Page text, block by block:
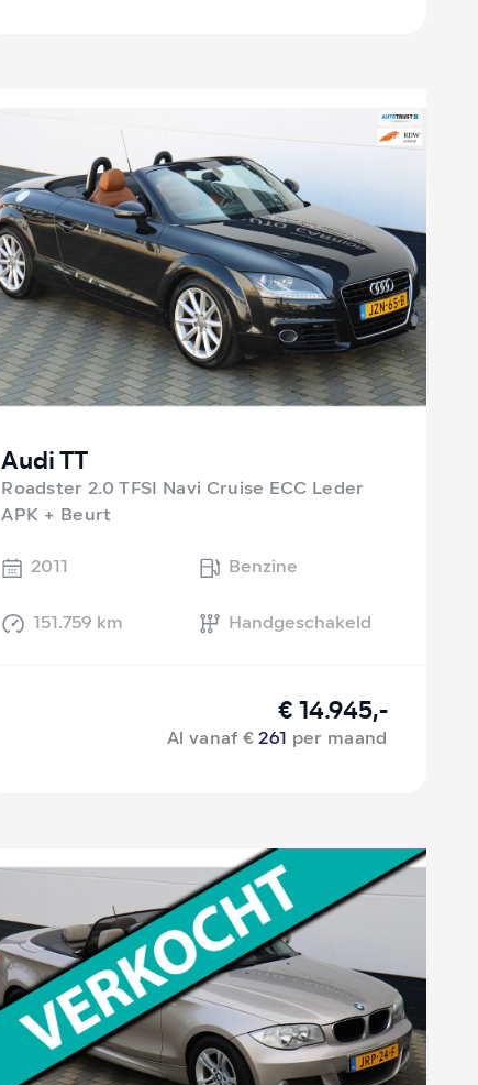
Audi TT
Roadster 2.0 TFSI Navi Cruise ECC Leder
APK + Beurt
2011
Benzine
151.759 km Handgeschakeld
€ 14.945,-
Al vanaf €261 per maand